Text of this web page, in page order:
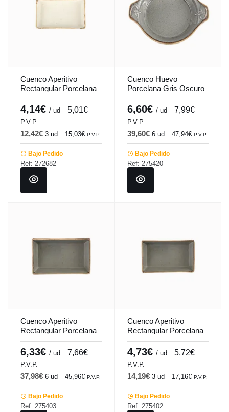
Cuenco Aperitivo
Rectangular Porcelana
Beige 8x14 Cm
Seasons Porland
4,14€ / ud 5,01€
P.V.P.
12,42€ 3 ud 15,03€ P.V.P.
Bajo Pedido
Ref: 272682
Cuenco Huevo
Porcelana Gris Oscuro
17 Cm Seasons
Porland
6,60€ / ud 7,99€
P.V.P.
39,60€ 6 ud 47,94€ P.V.P.
Bajo Pedido
Ref: 275420
Cuenco Aperitivo
Rectangular Porcelana
Gris Oscuro 16 Cm
Seasons Porland
6,33€ / ud 7,66€
P.V.P.
37,98€ 6 ud 45,96€ P.V.P.
Bajo Pedido
Ref: 275403
Cuenco Aperitivo
Rectangular Porcelana
Gris Oscuro 8x14 Cm
Seasons Porland
4,73€ / ud 5,72€
P.V.P.
14,19€ 3 ud 17,16€ P.V.P.
Bajo Pedido
Ref: 275402